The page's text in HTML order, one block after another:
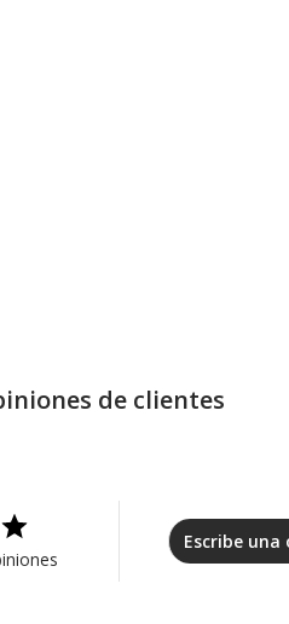
de clientes
Escribe una